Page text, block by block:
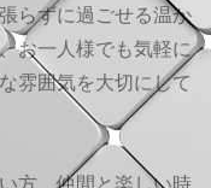
らずに過ごせる温か
お一人様でも気軽に
雰囲気を大切にして